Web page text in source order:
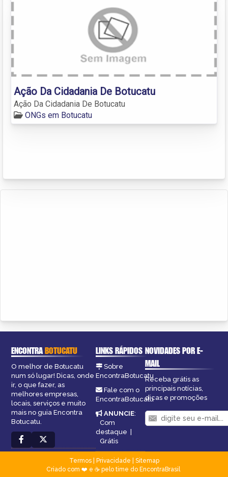
Ação Da Cidadania De Botucatu
Ação Da Cidadania De Botucatu
ONGs em Botucatu
ENCONTRABOTUCATU
O melhor de Botucatu
num só lugar! Dicas, onde
ir, o que fazer, as
melhores empresas,
locais, serviços e muito
mais no guia Encontra
Botucatu.
LINKS RÁPIDOS
Sobre
EncontraBotucatu
Fale com o
EncontraBotucatu
ANUNCIE:
Com
destaque |
Grátis
NOVIDADES POR E-
MAIL
Receba grátis as
principais notícias,
dicas e promoções
Termos| Privacidade
Sitemap
Criado com ❤️ e ☕ pelo time do EncontraBrasil